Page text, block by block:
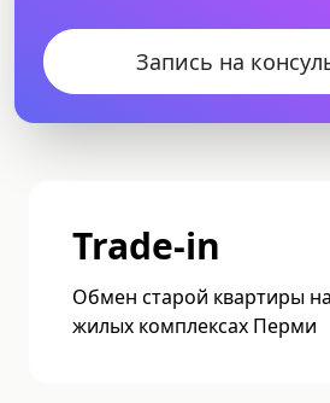
Запись на
Trade-in
Обмен старой квартиры
жилых комплексах Перми